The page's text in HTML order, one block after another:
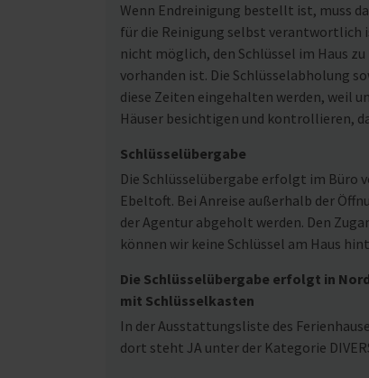
Wenn Endreinigung bestellt ist, muss
für die Reinigung selbst verantwortlich
nicht möglich, den Schlüssel im Haus
vorhanden ist. Die Schlüsselabholung
diese Zeiten eingehalten werden, weil
Häuser besichtigen und kontrollieren,
Schlüsselübergabe
Die Schlüsselübergabe erfolgt im Büro
Ebeltoft. Bei Anreise außerhalb der
der Agentur abgeholt werden. Den
können wir keine Schlüssel am Haus
Die Schlüsselübergabe erfolgt in
mit Schlüsselkasten
In der Ausstattungsliste des
dort steht JA unter der Kategorie